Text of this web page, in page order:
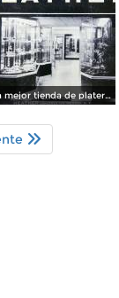
La mejor tienda de plateria.